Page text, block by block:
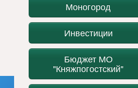
Моногород
Инвестиции
Бюджет МО
"Княжпогостский"